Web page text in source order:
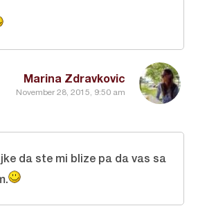
Marina Zdravkovic
November 28, 2015, 9:50 am
da ste mi blize pa da vas sa